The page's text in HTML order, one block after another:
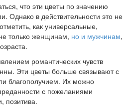
что эти цветы по значению
Однако в действительности это не
как универсальные,
только женщинам, но и мужчинам,
романтических чувств
Эти цветы больше связывают с
благополучием. Их можно
с пожеланиями
позитива.